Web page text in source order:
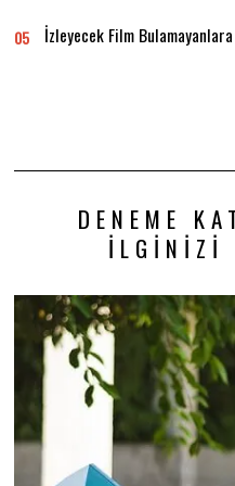
05 İzleyecek Film
DENEME
İLGINIZI